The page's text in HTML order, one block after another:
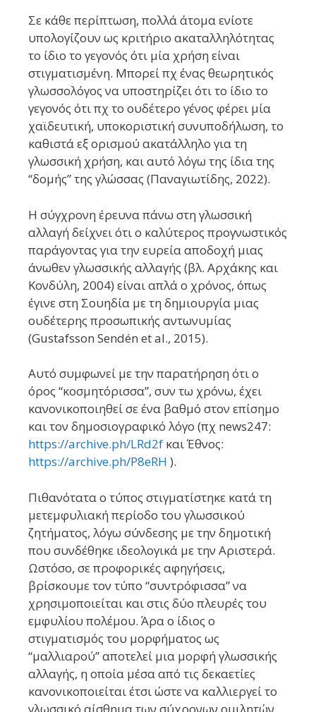
Σε κάθε περίπτωση, πολλά άτομα ενίοτε
υπολογίζουν ως κριτήριο ακαταλληλότητας
το ίδιο το γεγονός ότι μία χρήση είναι
στιγματισμένη. Μπορεί πχ ένας θεωρητικός
γλωσσολόγος να υποστηρίζει ότι το ίδιο το
γεγονός ότι πχ το ουδέτερο γένος φέρει μία
χαϊδευτική, υποκοριστική συνυποδήλωση, το
καθιστά εξ ορισμού ακατάλληλο για τη
γλωσσική χρήση, και αυτό λόγω της ίδια της
“δομής” της γλώσσας (Παναγιωτίδης, 2022).
Η σύγχρονη έρευνα πάνω στη γλωσσική
αλλαγή δείχνει ότι ο καλύτερος προγνωστικός
παράγοντας για την ευρεία αποδοχή μιας
άνωθεν γλωσσικής αλλαγής (βλ. Αρχάκης και
Κονδύλη, 2004) είναι απλά ο χρόνος, όπως
έγινε στη Σουηδία με τη δημιουργία μιας
ουδέτερης προσωπικής αντωνυμίας
(Gustafsson Sendén et al., 2015).
Αυτό συμφωνεί με την παρατήρηση ότι ο
όρος “κοσμητόρισσα”, συν τω χρόνω, έχει
κανονικοποιηθεί σε ένα βαθμό στον επίσημο
και τον δημοσιογραφικό λόγο (πχ news247:
https://archive.ph/LRd2f και Έθνος:
https://archive.ph/P8eRH ).
Πιθανότατα ο τύπος στιγματίστηκε κατά τη
μετεμφυλιακή περίοδο του γλωσσικού
ζητήματος, λόγω σύνδεσης με την δημοτική
που συνδέθηκε ιδεολογικά με την Αριστερά.
Ωστόσο, σε προφορικές αφηγήσεις,
βρίσκουμε τον τύπο “συντρόφισσα” να
χρησιμοποιείται και στις δύο πλευρές του
εμφυλίου πολέμου. Άρα ο ίδιος ο
στιγματισμός του μορφήματος ως
“μαλλιαρού” αποτελεί μια μορφή γλωσσικής
αλλαγής, η οποία μέσα από τις δεκαετίες
κανονικοποιείται έτσι ώστε να καλλιεργεί το
γλωσσικό αίσθημα των σύχρονων ομιλητών